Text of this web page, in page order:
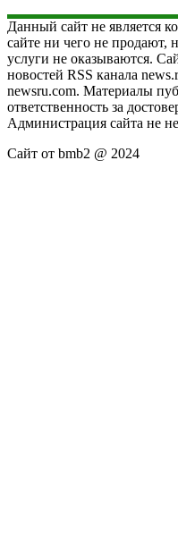
Данный сайт не является
сайте ни чего не продают,
услуги не оказываются.
новостей RSS канала
newsru.com. Материалы
ответственность за
Администрация сайта не
Сайт от bmb2 @ 2024